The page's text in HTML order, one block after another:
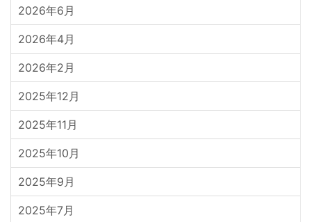
2026年6月
2026年4月
2026年2月
2025年12月
2025年11月
2025年10月
2025年9月
2025年7月